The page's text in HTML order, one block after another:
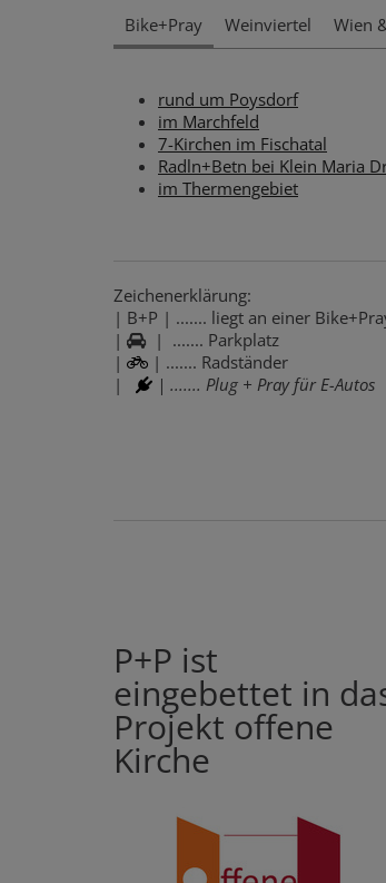
Bike+Pray Weinviertel Wien
rund um Poysdorf
im Marchfeld
7-Kirchen im Fischatal
Radln+Betn bei Klein Maria
im Thermengebiet
Zeichenerklärung:
| B+P | ....... liegt an einer
|
| ....... Parkplatz
|
| ....... Radständer
|
| ....... Plug + Pray für E-Autos
P+P ist
eingebettet in
Projekt offene
Kirche